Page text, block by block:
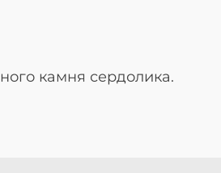
камня сердолика.